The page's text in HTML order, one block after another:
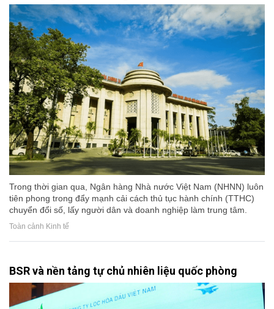
Trong thời gian qua, Ngân hàng Nhà nước Việt Nam (NHNN) luôn
tiên phong trong đẩy mạnh cải cách thủ tục hành chính (TTHC)
chuyển đổi số, lấy người dân và doanh nghiệp làm trung tâm.
Toàn cảnh Kinh tế
BSR và nền tảng tự chủ nhiên liệu quốc phòng